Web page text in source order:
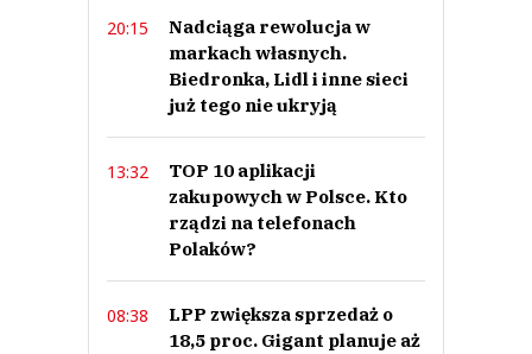
20:15
Nadciąga rewolucja w
markach własnych.
Biedronka, Lidl i inne sieci
już tego nie ukryją
13:32
TOP 10 aplikacji
zakupowych w Polsce. Kto
rządzi na telefonach
Polaków?
08:38
LPP zwiększa sprzedaż o
18,5 proc. Gigant planuje aż